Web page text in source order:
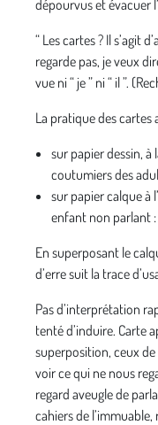
dépourvus et évacuer
“ Les cartes ? Il s’agit
regarde pas, je veux
vue ni “ je ” ni “ il ”.
La pratique des cartes
sur papier dessin, à
coutumiers des
sur papier calque à
enfant non parlant :
En superposant le
d’erre suit la trace
Pas d’interprétation
tenté d’induire. Carte
superposition, ceux
voir ce qui ne nous
regard aveugle de
cahiers de l’immuable,